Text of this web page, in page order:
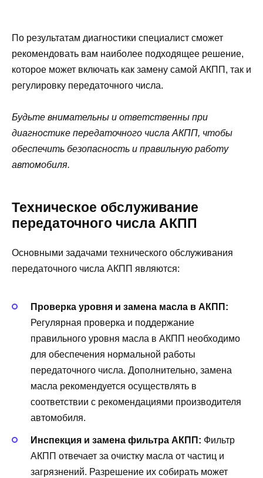
По результатам диагностики специалист сможет
рекомендовать вам наиболее подходящее решение,
которое может включать как замену самой АКПП, так и
регулировку передаточного числа.
Будьте внимательны и ответственны при
диагностике передаточного числа АКПП, чтобы
обеспечить безопасность и правильную работу
автомобиля.
Техническое обслуживание
передаточного числа АКПП
Основными задачами технического обслуживания
передаточного числа АКПП являются:
Проверка уровня и замена масла в АКПП:
Регулярная проверка и поддержание
правильного уровня масла в АКПП необходимо
для обеспечения нормальной работы
передаточного числа. Дополнительно, замена
масла рекомендуется осуществлять в
соответствии с рекомендациями производителя
автомобиля.
Инспекция и замена фильтра АКПП: Фильтр
АКПП отвечает за очистку масла от частиц и
загрязнений. Разрешение их собирать может